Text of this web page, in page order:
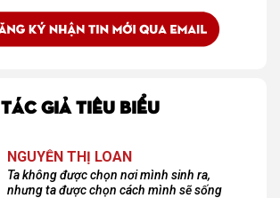
TÁC GIẢ TIÊU BIỂU
NGUYỄN THỊ LOAN
Ta không được chọn nơi mình sinh ra,
nhưng ta được chọn cách mình sẽ sống